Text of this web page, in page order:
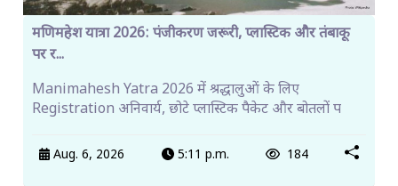
मणिमहेश यात्रा 2026: पंजीकरण जरूरी, प्लास्टिक और तंबाकू
पर र...
Manimahesh Yatra 2026 में श्रद्धालुओं के लिए
Registration अनिवार्य, छोटे प्लास्टिक पैकेट और बोतलों प
Aug. 6, 2026 5:11 p.m. 184